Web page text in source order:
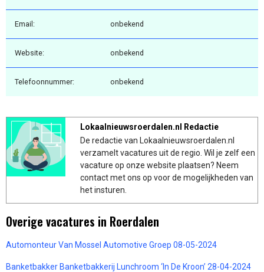
Email: onbekend
Website: onbekend
Telefoonnummer: onbekend
Lokaalnieuwsroerdalen.nl Redactie
De redactie van Lokaalnieuwsroerdalen.nl
verzamelt vacatures uit de regio. Wil je zelf een
vacature op onze website plaatsen? Neem
contact met ons op voor de mogelijkheden van
het insturen.
Overige vacatures in Roerdalen
Automonteur Van Mossel Automotive Groep 08-05-2024
Banketbakker Banketbakkerij Lunchroom ‘In De Kroon’ 28-04-2024